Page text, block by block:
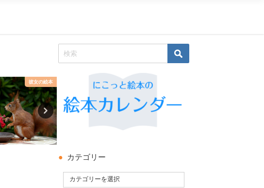
彼女の絵本 科学絵本・知識の絵本
カテゴリー